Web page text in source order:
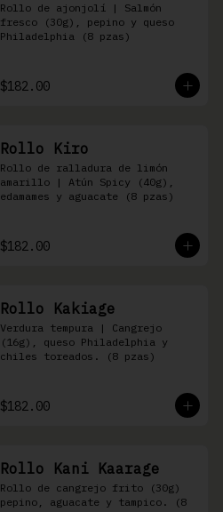
Rollo de ajonjolí | Salmón
fresco (30g), pepino y queso
Philadelphia (8 pzas)
$182.00
Rollo Kiro
Rollo de ralladura de limón
amarillo | Atún Spicy (40g),
edamames y aguacate (8 pzas)
$182.00
Rollo Kakiage
Verdura tempura | Cangrejo
(16g), queso Philadelphia y
chiles toreados. (8 pzas)
$182.00
Rollo Kani Kaarage
Rollo de cangrejo frito (30g)
pepino, aguacate y tampico. (8